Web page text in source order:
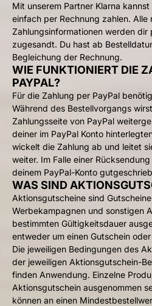
Mit unserem Partner Klarna
einfach per Rechnung zahlen. Alle
Zahlungsinformationen werden dir
zugesandt. Du hast ab
Begleichung der Rechnung.
WIE FUNKTIONIERT DIE
PAYPAL?
Für die Zahlung per PayPal
Während des Bestellvorgangs
Zahlungsseite von PayPal
deiner im PayPal Konto
wickelt die Zahlung ab und leitet
weiter. Im Falle einer
deinem PayPal-Konto
WAS SIND
Aktionsgutscheine sind
Werbekampagnen und sonstigen
bestimmten Gültigkeitsdauer
entweder um einen Gutschein
Die jeweiligen Bedingungen des
der jeweiligen Aktionsgutschein-
finden Anwendung. Einzelne
Aktionsgutschein ausgenommen
können an einen